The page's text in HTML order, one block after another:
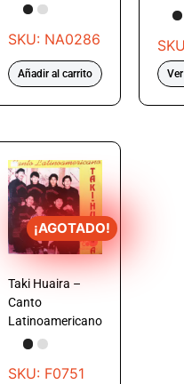
SKU: NA0286
Añadir al carrito
¡AGOTADO!
Taki Huaira –
Canto
Latinoamericano
SKU: F0751